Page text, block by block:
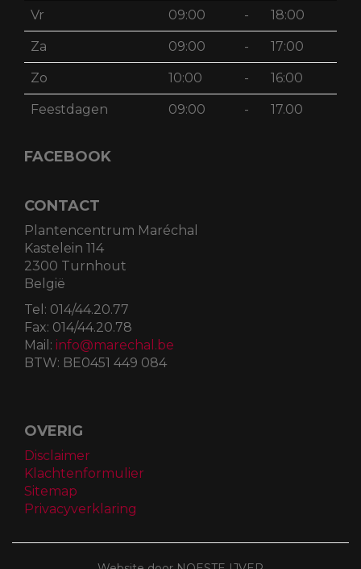
Vr 09:00 - 18:00
Za 09:00 - 17:00
Zo 10:00 - 16:00
Feestdagen 09:00 - 17.00
FACEBOOK
CONTACT
Plantencentrum Maréchal
Kastelein 114
2300 Turnhout
België
Tel: 014/44.20.77
Fax: 014/44.20.78
Mail: info@marechal.be
BTW: BE0451 449 084
OVERIG
Disclaimer
Klachtenformulier
Sitemap
Privacyverklaring